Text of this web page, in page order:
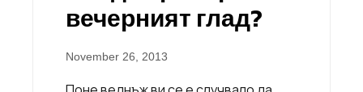
вечерният глад?
November 26, 2013